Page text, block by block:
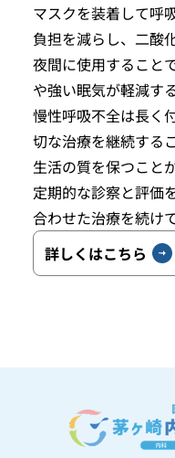
マスクを装着して呼
負担を減らし、二酸
夜間に使用すること
や強い眠気が軽減す
慢性呼吸不全は長く
切な治療を継続する
生活の質を保つこと
定期的な診察と評価
合わせた治療を続け
詳しくはこちら